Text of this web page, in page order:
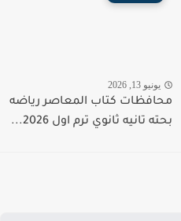
يونيو 13, 2026
محافظات كتاب المعاصر رياضه
بحته تانيه ثانوي ترم اول 2026...